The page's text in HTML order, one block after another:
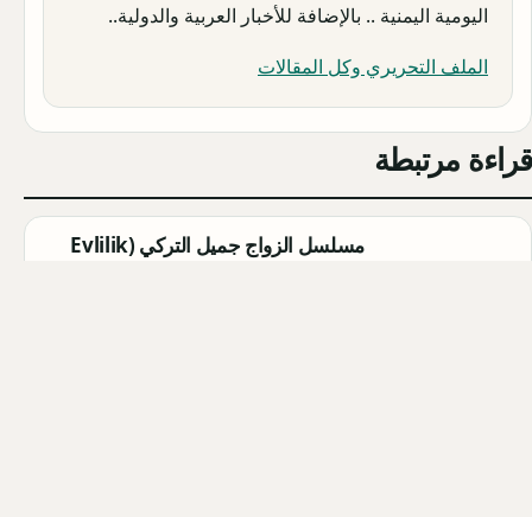
اليومية اليمنية .. بالإضافة للأخبار العربية والدولية..
الملف التحريري وكل المقالات
قراءة مرتبطة
مسلسل الزواج جميل التركي (Evlilik